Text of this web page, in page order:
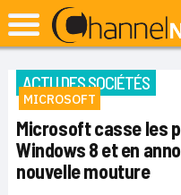
ACTU DES SOCIÉTÉS
MICROSOFT
Microsoft casse les
Windows 8 et en
nouvelle mouture